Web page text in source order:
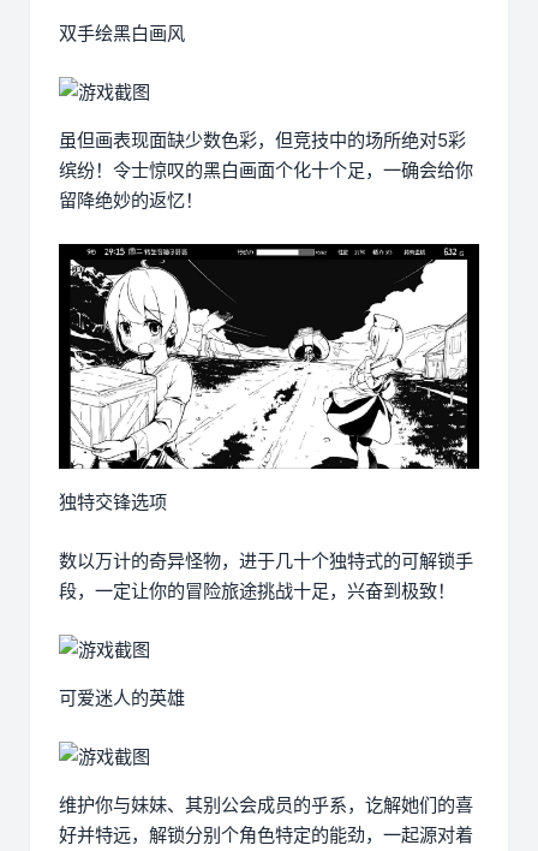
双手绘黑白画风
虽但画表现面缺少数色彩，但竞技中的场所绝对5彩
缤纷！令士惊叹的黑白画面个化十个足，一确会给你
留降绝妙的返忆！
独特交锋选项
数以万计的奇异怪物，进于几十个独特式的可解锁手
段，一定让你的冒险旅途挑战十足，兴奋到极致！
可爱迷人的英雄
维护你与妹妹、其别公会成员的乎系，讫解她们的喜
好并特远，解锁分别个角色特定的能劲，一起源对着